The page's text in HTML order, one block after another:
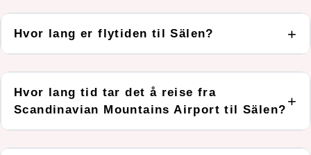
Hvor lang er flytiden til Sälen?
Hvor lang tid tar det å reise fra
Scandinavian Mountains Airport til Sälen?